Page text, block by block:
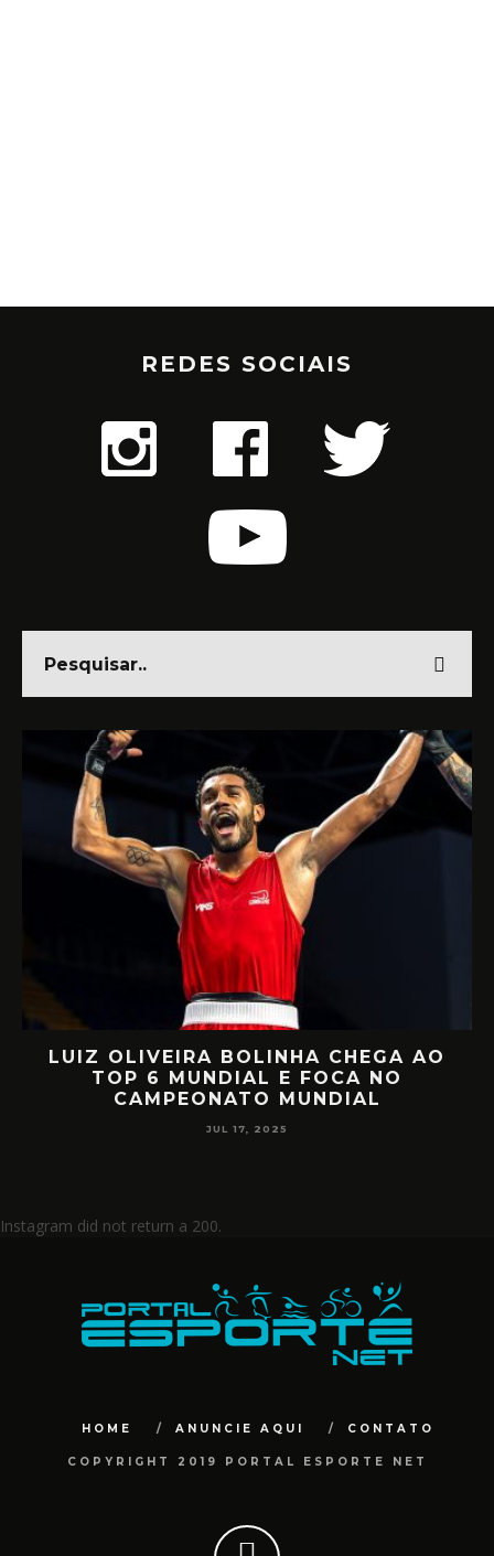
REDES SOCIAIS
RETORNO EM ALTO NÍVEL: RAFA
MIILLER E PATTY DIAZ DE VOLTA AO
CIRCUITO MUNDIAL
JUL 17, 2025
Instagram did not return a 200.
HOME ANUNCIE AQUI CONTATO
COPYRIGHT 2019 PORTAL ESPORTE NET